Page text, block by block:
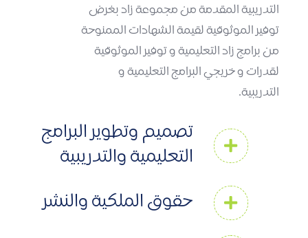
التدريبية المقدمة من مجموعة زاد بغرض
توفير الموثوقية لقيمة الشهادات الممنوحة
من برامج زاد التعليمية و توفير الموثوقية
لقدرات و خريجي البرامج التعليمية و
التدريبية.
تصميم وتطوير البرامج
التعليمية والتدريبية
حقوق الملكية والنشر